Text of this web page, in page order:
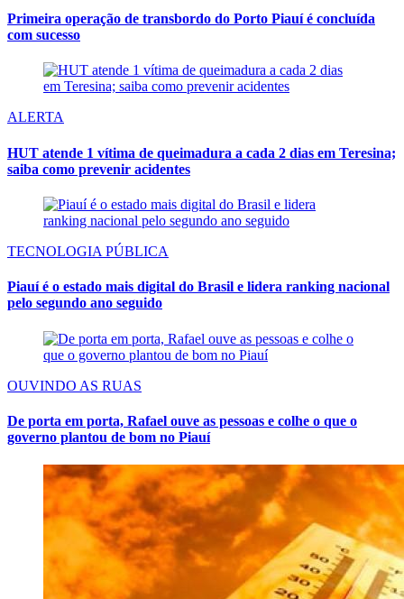
Primeira operação de transbordo do Porto Piauí é concluída
com sucesso
ALERTA
HUT atende 1 vítima de queimadura a cada 2 dias em Teresina;
saiba como prevenir acidentes
TECNOLOGIA PÚBLICA
Piauí é o estado mais digital do Brasil e lidera ranking nacional
pelo segundo ano seguido
OUVINDO AS RUAS
De porta em porta, Rafael ouve as pessoas e colhe o que o
governo plantou de bom no Piauí